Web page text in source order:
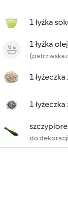
1 łyżka
1 łyżka
(patrz
1
1
do dekoracji